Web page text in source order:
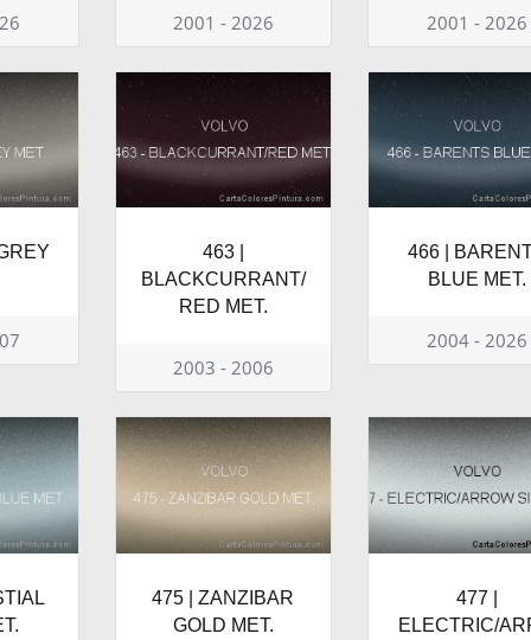
2001 - 2026 2001 - 2026
463 |
BLACKCURRANT/
RED MET.
2003 - 2006
466 |
BLUE MET.
2004 - 2026
475 | ZANZIBAR
GOLD MET.
477 |
ELECTRIC/